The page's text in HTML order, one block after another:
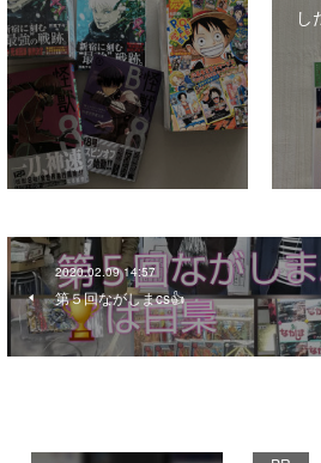
し
2020.02.09 14:57
第５回ながしまcs👍️